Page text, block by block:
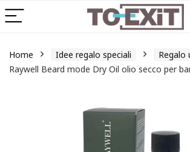
Home Idee regalo speciali
Regalo
Raywell Beard mode Dry Oil olio secco per